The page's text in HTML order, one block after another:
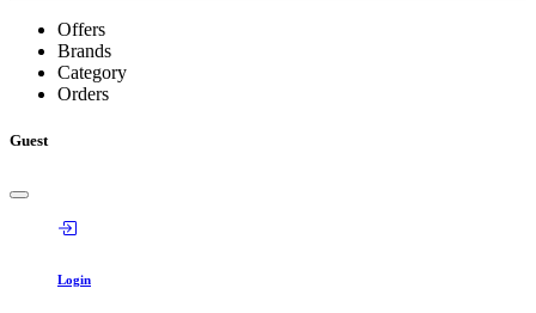
Offers
Brands
Category
Orders
Guest
Login